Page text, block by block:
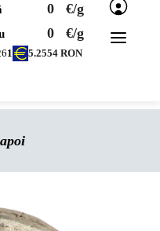
0 €/g
0 €/g
1 5.2554RON